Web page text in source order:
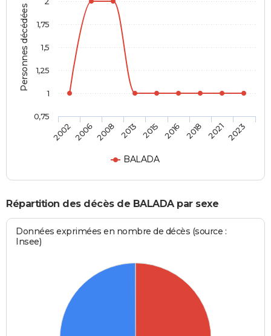
Personnes décédées
BALADA
200220062008 2013 2015 2016 2018 20212023
0,75
1
1,25
1,5
1,75
Répartition des décès de BALADA par sexe
Données exprimées en nombre de décès (source :
Insee)